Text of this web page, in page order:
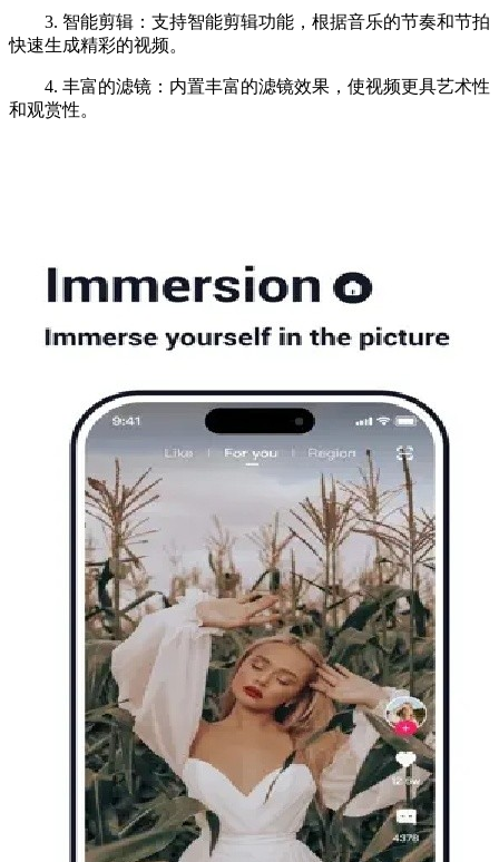
3. 智能剪辑：支持智能剪辑功能，根据音乐的节奏和节拍
快速生成精彩的视频。
4. 丰富的滤镜：内置丰富的滤镜效果，使视频更具艺术性
和观赏性。